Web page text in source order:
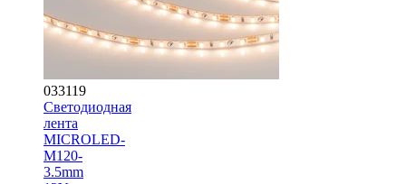
033119
Светодиодная
лента
MICROLED-
M120-
3.5mm